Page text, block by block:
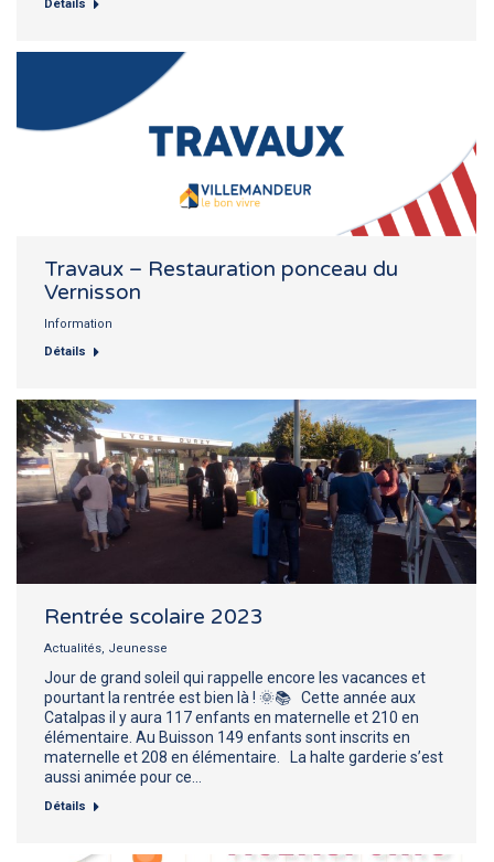
Détails
Travaux – Restauration ponceau du
Vernisson
Information
Détails
Rentrée scolaire 2023
Actualités, Jeunesse
Jour de grand soleil qui rappelle encore les vacances et
pourtant la rentrée est bien là ! 🌞📚 Cette année aux
Catalpas il y aura 117 enfants en maternelle et 210 en
élémentaire. Au Buisson 149 enfants sont inscrits en
maternelle et 208 en élémentaire. La halte garderie s’est
aussi animée pour ce…
Détails